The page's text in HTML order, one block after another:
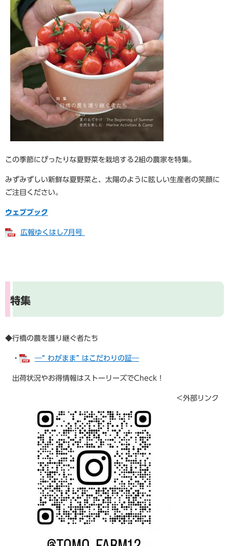
この季節にぴったりな夏野菜を栽培する2組の農家を特集。
みずみずしい新鮮な夏野菜と、太陽のように眩しい生産者の笑顔に
ご注目ください。
ウェブブック
広報ゆくはし7月号
特集
◆行橋の農を護り継ぐ者たち
・ ―“ わがまま” はこだわりの証―
出荷状況やお得情報はストーリーズでCheck！
＜外部リンク